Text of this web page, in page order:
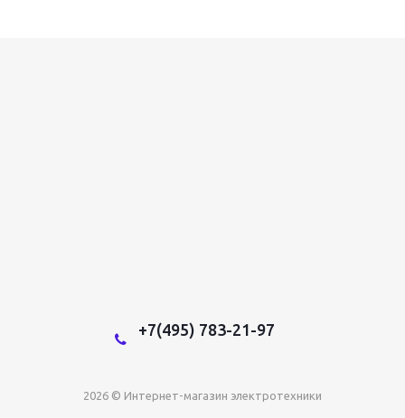
+7(495) 783-21-97
2026 © Интернет-магазин электротехники